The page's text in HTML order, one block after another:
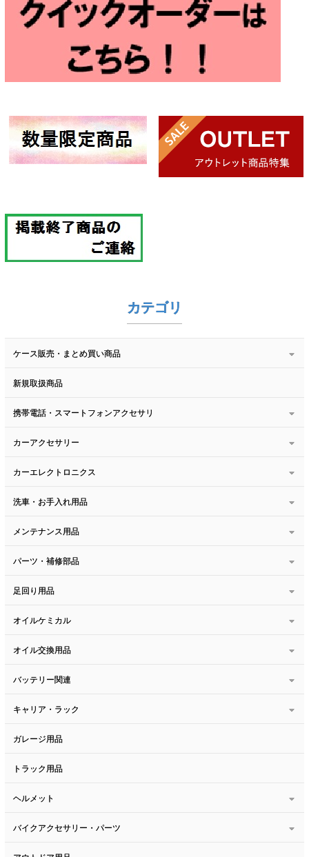
カテゴリ
ケース販売・まとめ買い商品
新規取扱商品
携帯電話・スマートフォンアクセサリ
カーアクセサリー
カーエレクトロニクス
洗車・お手入れ用品
メンテナンス用品
パーツ・補修部品
足回り用品
オイルケミカル
オイル交換用品
バッテリー関連
キャリア・ラック
ガレージ用品
トラック用品
ヘルメット
バイクアクセサリー・パーツ